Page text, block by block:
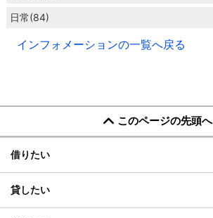
日常(84)
インフォメーションの一覧へ戻る
このページの先頭へ
借りたい
貸したい